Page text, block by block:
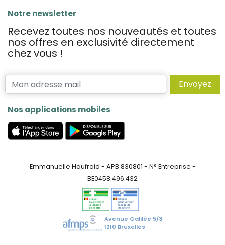
Notre newsletter
Recevez toutes nos nouveautés et toutes
nos offres en exclusivité directement
chez vous !
Envoyez
Nos applications mobiles
Emmanuelle Haufroid - APB 830801 - N° Entreprise -
BE0458.496.432
Avenue Galilée 5/3
1210 Bruxelles